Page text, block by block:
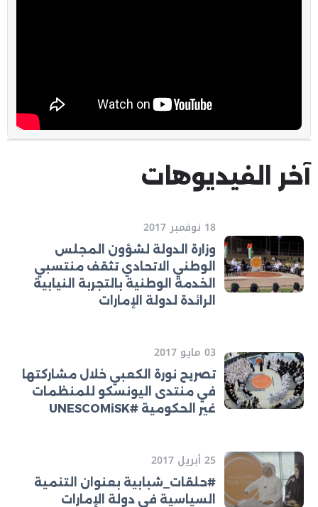
آخر الفيديوهات
18 نوفمبر 2017
وزارة الدولة لشؤون المجلس
الوطني الاتحادي تثقف منتسبي
الخدمة الوطنية بالتجربة النيابية
الرائدة لدولة الإمارات
03 مايو 2017
تصريح نورة الكعبي خلال مشاركتها
في منتدى اليونسكو للمنظمات
غير الحكومية #UNESCOMiSK
25 أبريل 2017
#حلقات_شبابية بعنوان التنمية
السياسية في دولة الإمارات